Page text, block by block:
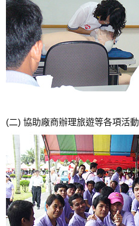
(二) 協助廠商辦理旅遊等各項活動